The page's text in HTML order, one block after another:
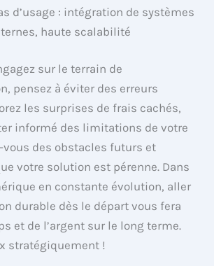
d’usage : intégration de systèmes
haute scalabilité
sur le terrain de
pensez à éviter des erreurs
les surprises de frais cachés,
informé des limitations de votre
vous des obstacles futurs et
votre solution est pérenne. Dans
en constante évolution, aller
durable dès le départ vous fera
et de l’argent sur le long terme.
stratégiquement !